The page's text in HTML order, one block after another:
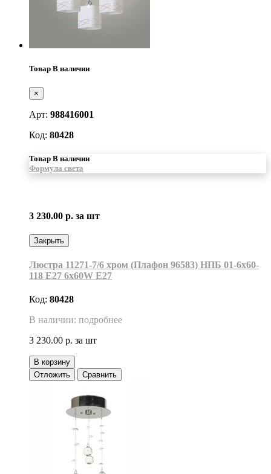
Товар В наличии
×
Арт: 988416001
Код: 80428
Товар В наличии
Формула света
3 230.00 р. за шт
Закрыть
Люстра 11271-7/6 хром (Плафон 96583) НПБ 01-6х60-
118 Е27 6x60W Е27
Код: 80428
В наличии: подробнее
3 230.00 р. за шт
В корзину
Отложить
Сравнить